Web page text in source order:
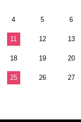
4 5 6
11 12 13
18 19 20
25 26 27